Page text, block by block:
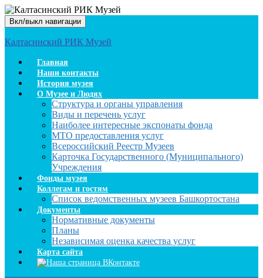
Вкл/выкл навигации
Калтасинский РИК Музей
Главная
Наши контакты
История музея
О Музее и Людях
Структура и органы управления
Виды и перечень услуг
Наиболее интересные экспонаты фонда
МТО предоставления услуг
Всероссийский Реестр Музеев
Карточка Государственного (Муниципального)
Учреждения
Фонды музея
Коллегам и гостям
Список ведомственных музеев Башкортостана
Документы
Нормативные документы
Планы
Независимая оценка качества услуг
Карта сайта